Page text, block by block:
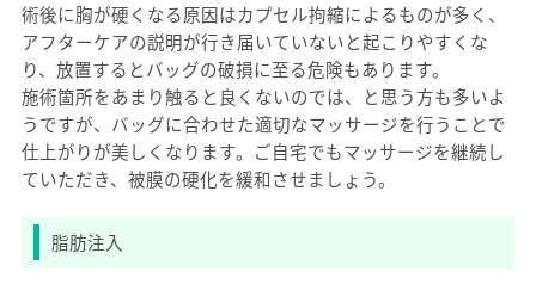
術後に胸が硬くなる原因はカプセル拘縮によるものが多く、
アフターケアの説明が行き届いていないと起こりやすくな
り、放置するとバッグの破損に至る危険もあります。
施術箇所をあまり触ると良くないのでは、と思う方も多いよ
うですが、バッグに合わせた適切なマッサージを行うことで
仕上がりが美しくなります。ご自宅でもマッサージを継続し
ていただき、被膜の硬化を緩和させましょう。
脂肪注入